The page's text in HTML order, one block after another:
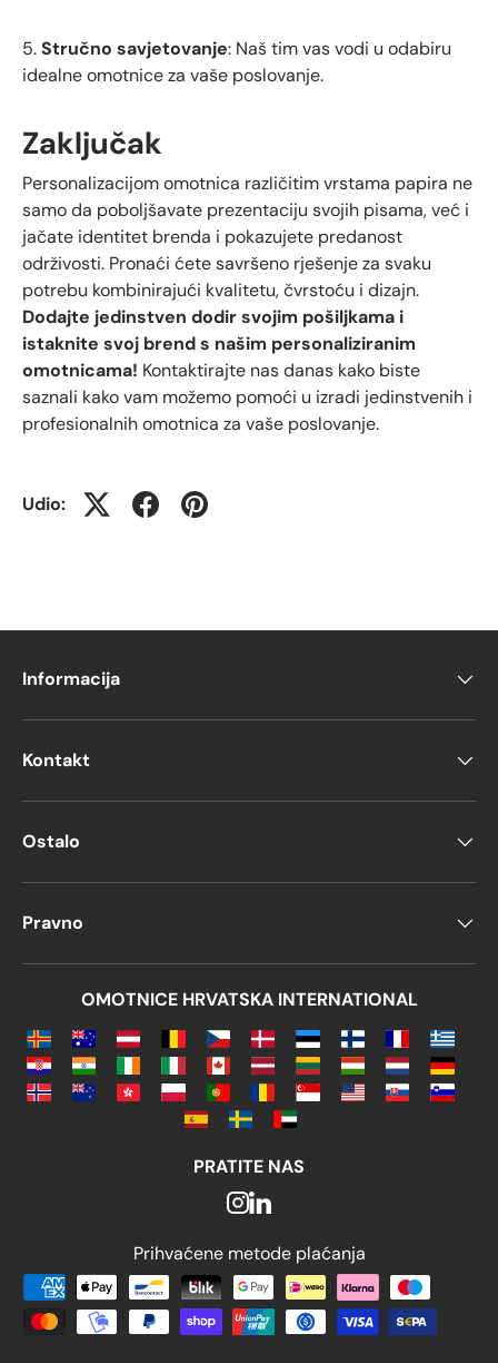
5.Stručno savjetovanje: Naš tim vas vodi u odabiru
idealne omotnice za vaše poslovanje.
Zaključak
Personalizacijom omotnica različitim vrstama papira ne
samo da poboljšavate prezentaciju svojih pisama, već i
jačate identitet brenda i pokazujete predanost
održivosti. Pronaći ćete savršeno rješenje za svaku
potrebu kombinirajući kvalitetu, čvrstoću i dizajn.
Dodajte jedinstven dodir svojim pošiljkama i
istaknite svoj brend s našim personaliziranim
omotnicama! Kontaktirajte nas danas kako biste
saznali kako vam možemo pomoći u izradi jedinstvenih i
profesionalnih omotnica za vaše poslovanje.
Udio:
Informacija
Kontakt
Ostalo
Pravno
OMOTNICE HRVATSKA INTERNATIONAL
PRATITE NAS
Prihvaćene metode plaćanja
Prihvaćene metode plaćanja